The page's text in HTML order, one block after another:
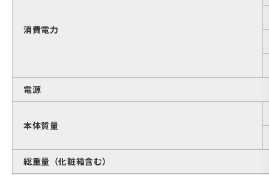
消費電力
電源
本体質量
総重量（化粧箱含む）